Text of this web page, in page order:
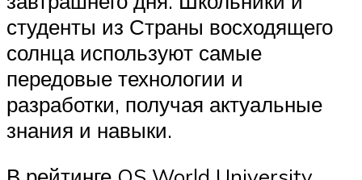
студенты из Страны восходящего
солнца используют самые
передовые технологии и
разработки, получая актуальные
знания и навыки.